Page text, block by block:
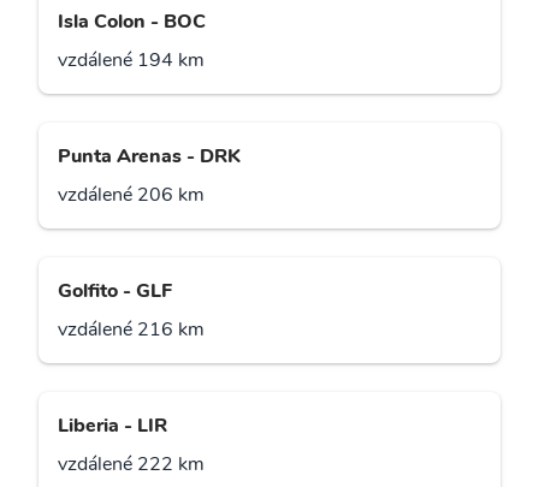
Isla Colon - BOC
vzdálené 194 km
Punta Arenas - DRK
vzdálené 206 km
Golfito - GLF
vzdálené 216 km
Liberia - LIR
vzdálené 222 km